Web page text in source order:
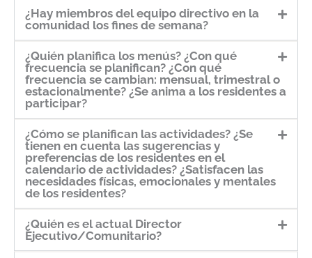
¿Hay miembros del equipo directivo en la
comunidad los fines de semana?
¿Quién planifica los menús? ¿Con qué
frecuencia se planifican? ¿Con qué
frecuencia se cambian: mensual, trimestral o
estacionalmente? ¿Se anima a los residentes a
participar?
¿Cómo se planifican las actividades? ¿Se
tienen en cuenta las sugerencias y
preferencias de los residentes en el
calendario de actividades? ¿Satisfacen las
necesidades físicas, emocionales y mentales
de los residentes?
¿Quién es el actual Director
Ejecutivo/Comunitario?